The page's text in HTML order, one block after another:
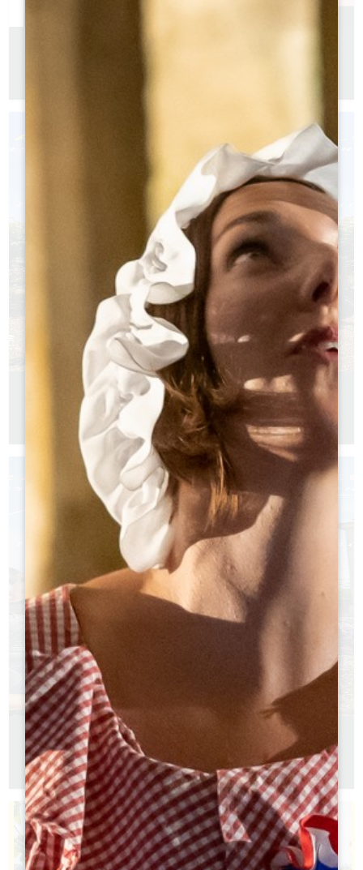
GUIDE RANDONNÉE À VÉLO
Version française
Version anglaise
GUIDE RANDONNÉE À PIED
Version française
Version anglaise